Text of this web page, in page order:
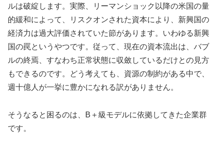
ルは破綻します。実際、リーマンショック以降の米国の量
的緩和によって、リスクオンされた資本により、新興国の
経済力は過大評価されていた節があります。いわゆる新興
国の罠というやつです。従って、現在の資本流出は、バブ
ルの終焉、すなわち正常状態に収斂しているだけとの見方
もできるのです。どう考えても、資源の制約がある中で、
週十億人が一挙に豊かになれる訳がありません。
そうなると困るのは、B＋級モデルに依拠してきた企業群
です。